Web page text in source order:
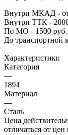
Внутри МКАД - от
Внутри ТТК -
По МО - 1500 руб.
До транспортной
Характеристики
Категория
—
1894
Материал
—
Сталь
Цена
отличаться от